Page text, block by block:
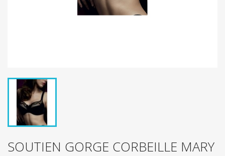
SOUTIEN GORGE CORBEILLE MARY